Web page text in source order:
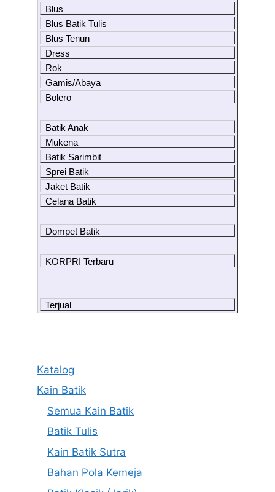
Blus
Blus Batik Tulis
Blus Tenun
Dress
Rok
Gamis/Abaya
Bolero
Batik Anak
Mukena
Batik Sarimbit
Sprei Batik
Jaket Batik
Celana Batik
Dompet Batik
KORPRI Terbaru
Terjual
Katalog
Kain Batik
Semua Kain Batik
Batik Tulis
Kain Batik Sutra
Bahan Pola Kemeja